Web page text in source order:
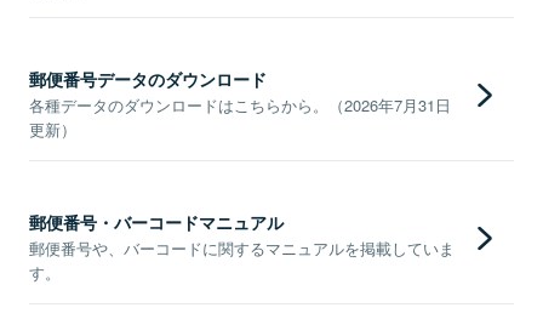
郵便番号データのダウンロード
各種データのダウンロードはこちらから。（2026年7月31日
更新）
郵便番号・バーコードマニュアル
郵便番号や、バーコードに関するマニュアルを掲載していま
す。